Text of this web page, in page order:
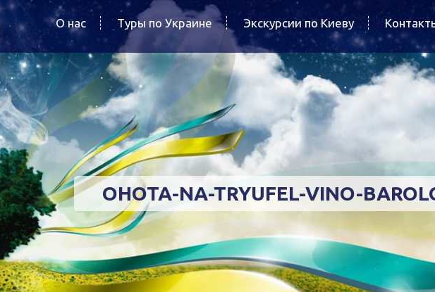
О нас Туры по Украине Экскурсии по Киеву
OHOTA-NA-TRYUFEL-VINO-